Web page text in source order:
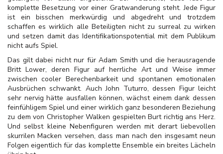
komplette Besetzung vor einer Gratwanderung steht. Jede Figur
ist ein bisschen merkwürdig und abgedreht und trotzdem
schaffen es wirklich alle Beteiligten nicht zu surreal zu wirken
und setzen damit das Identifikationspotential mit dem Publikum
nicht aufs Spiel.
Das gilt dabei nicht nur für Adam Smith und die herausragende
Britt Lower, deren Figur auf herrliche Art und Weise immer
zwischen cooler Berechenbarkeit und spontanen emotionalen
Ausbrüchen schwankt. Auch John Tuturro, dessen Figur leicht
sehr nervig hätte ausfallen können, wächst einem dank dessen
feinfühligem Spiel und einer wirklich ganz besonderen Beziehung
zu dem von Christopher Walken gespielten Burt richtig ans Herz.
Und selbst kleine Nebenfiguren werden mit derart liebevollen
skurrilen Macken versehen, dass man nach den insgesamt neun
Folgen eigentlich für das komplette Ensemble ein breites Lächeln